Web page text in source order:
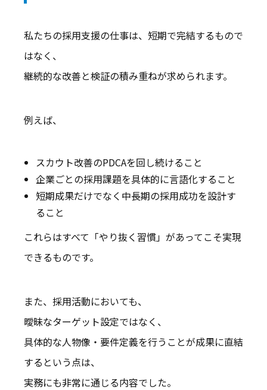
私たちの採用支援の仕事は、短期で完結するもので
はなく、
継続的な改善と検証の積み重ねが求められます。
例えば、
スカウト改善のPDCAを回し続けること
企業ごとの採用課題を具体的に言語化すること
短期成果だけでなく中長期の採用成功を設計す
ること
これらはすべて「やり抜く習慣」があってこそ実現
できるものです。
また、採用活動においても、
曖昧なターゲット設定ではなく、
具体的な人物像・要件定義を行うことが成果に直結
するという点は、
実務にも非常に通じる内容でした。